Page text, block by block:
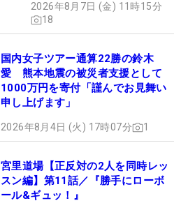
2026年8月7日 (金) 11時15分
18
国内女子ツアー通算22勝の鈴木
愛 熊本地震の被災者支援として
1000万円を寄付「謹んでお見舞い
申し上げます」
2026年8月4日 (火) 17時07分 1
宮里道場【正反対の2人を同時レッ
スン編】第11話／『勝手にローボ
ール&ギュッ！』